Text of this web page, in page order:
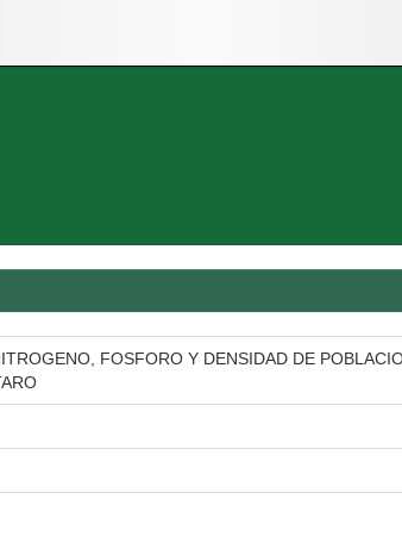
FOSFORO Y DENSIDAD DE